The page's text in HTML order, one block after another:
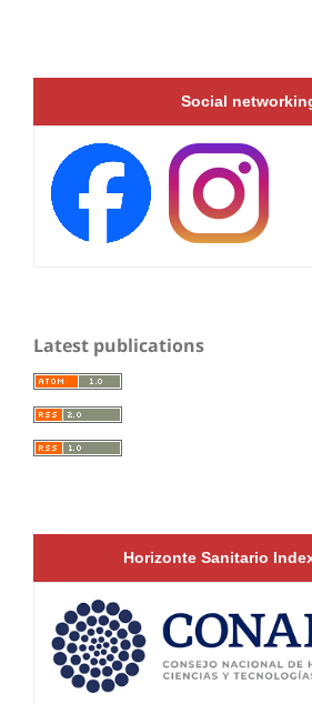
Social
Latest publications
Horizonte Sanitario